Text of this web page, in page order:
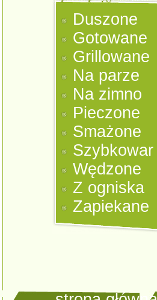
Duszone
Gotowane
Grillowane
Na parze
Na zimno
Pieczone
Smażone
Szybkowar
Wędzone
Z ogniska
Zapiekane